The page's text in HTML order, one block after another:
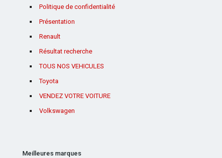
Politique de confidentialité
Présentation
Renault
Résultat recherche
TOUS NOS VEHICULES
Toyota
VENDEZ VOTRE VOITURE
Volkswagen
Meilleures marques